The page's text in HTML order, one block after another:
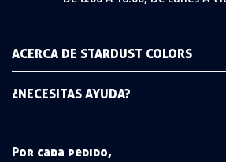
ACERCA DE STARDUST COLORS
¿NECESITAS AYUDA?
Por cada pedido,